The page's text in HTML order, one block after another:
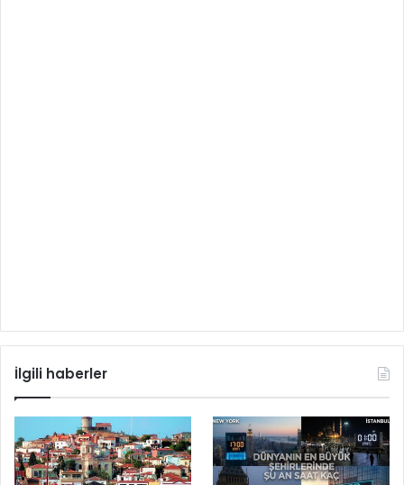
İlgili haberler